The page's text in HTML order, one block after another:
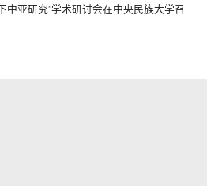
中亚研究”学术研讨会在中央民族大学召